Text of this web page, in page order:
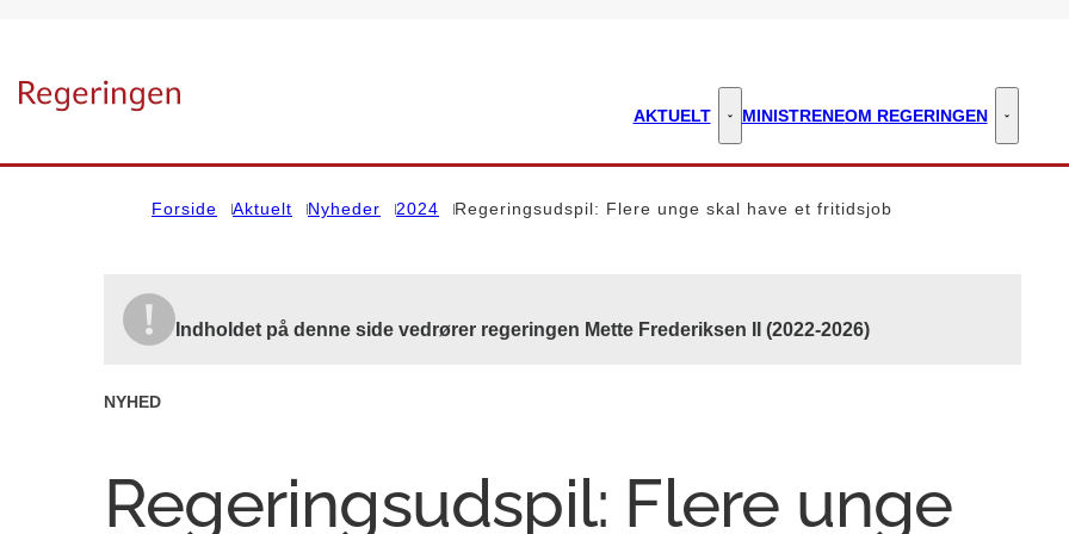
AKTUELT Aktuelt - Flere links
MINISTRENEOM REGERINGEN Om
Forside Aktuelt Nyheder 2024 Regeringsudspil: Flere unge skal have et fritidsjob
Indholdet på denne side vedrører regeringen Mette Frederiksen II (2022-2026)
NYHED
Regeringsudspil: Flere unge